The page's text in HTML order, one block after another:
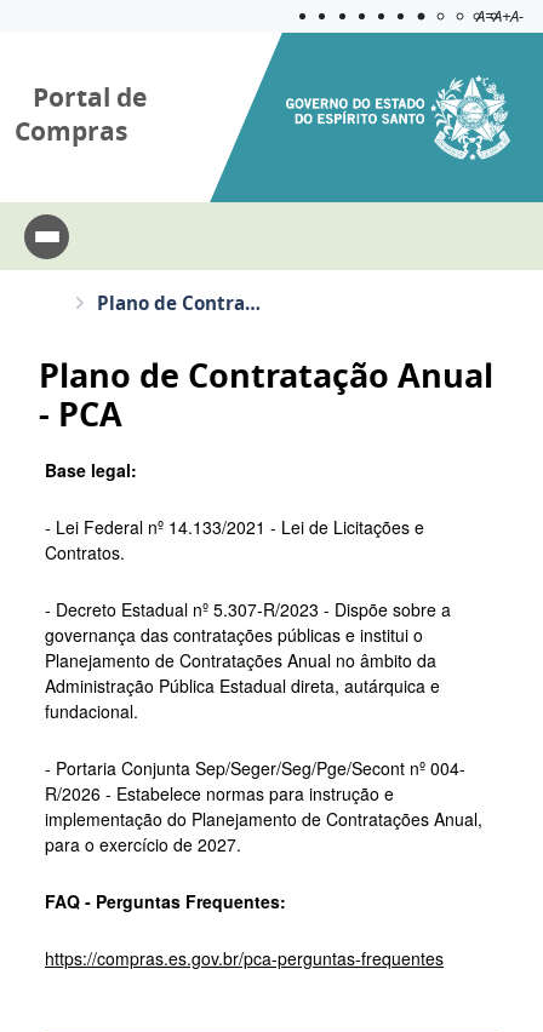
Aplicar
A=A+A-
Portal de
Compras
Plano de Contratação Anual - PCA
Plano de Contratação Anual
- PCA
Base legal:
- Lei Federal nº 14.133/2021 - Lei de Licitações e
Contratos.
- Decreto Estadual nº 5.307-R/2023 - Dispõe sobre a
governança das contratações públicas e institui o
Planejamento de Contratações Anual no âmbito da
Administração Pública Estadual direta, autárquica e
fundacional.
- Portaria Conjunta Sep/Seger/Seg/Pge/Secont nº 004-
R/2026 - Estabelece normas para instrução e
implementação do Planejamento de Contratações Anual,
para o exercício de 2027.
FAQ - Perguntas Frequentes:
https://compras.es.gov.br/pca-perguntas-frequentes